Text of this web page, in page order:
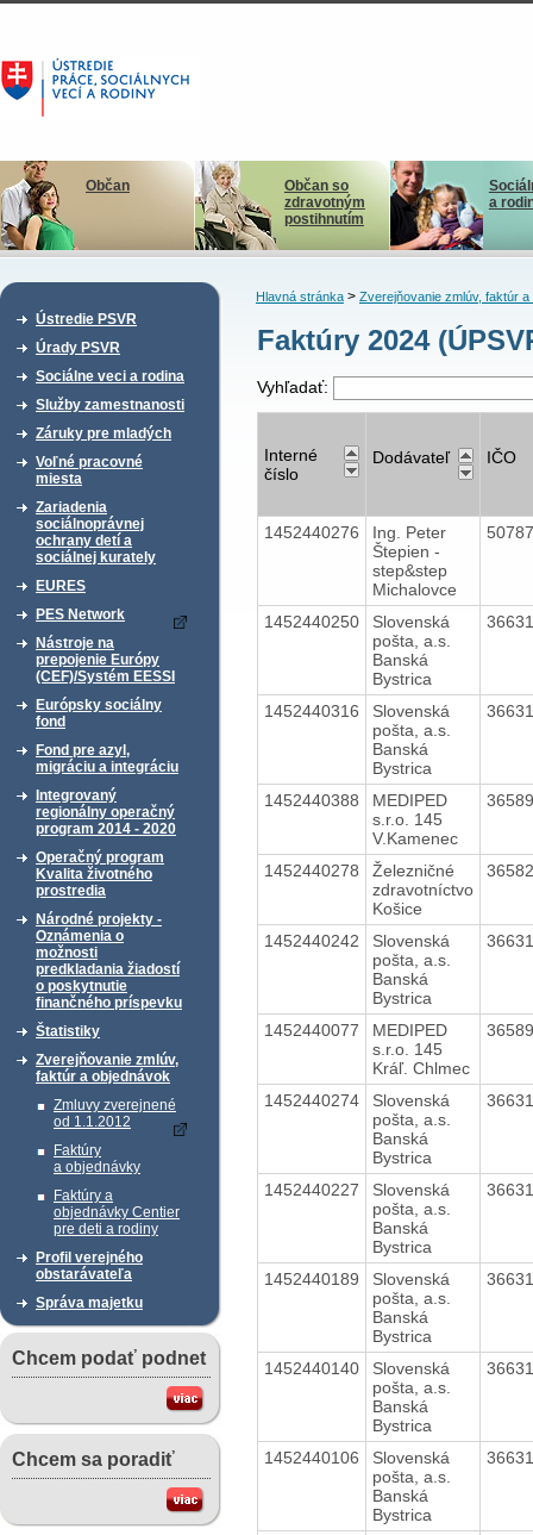
Občan
Občan so
zdravotným
postihnutím
a
Ústredie PSVR
Úrady PSVR
Sociálne veci a rodina
Služby zamestnanosti
Záruky pre mladých
Voľné pracovné
miesta
Zariadenia
sociálnoprávnej
ochrany detí a
sociálnej kurately
EURES
PES Network
Nástroje na
prepojenie Európy
(CEF)/Systém EESSI
Európsky sociálny
fond
Fond pre azyl,
migráciu a integráciu
Integrovaný
regionálny operačný
program 2014 - 2020
Operačný program
Kvalita životného
prostredia
Národné projekty -
Oznámenia o
možnosti
predkladania žiadostí
o poskytnutie
finančného príspevku
Štatistiky
Zverejňovanie zmlúv,
faktúr a objednávok
Zmluvy zverejnené
od 1.1.2012
Faktúry
a objednávky
Faktúry a
objednávky Centier
pre deti a rodiny
Profil verejného
obstarávateľa
Správa majetku
Chcem podať podnet
Chcem sa poradiť
Hlavná stránka> Zverejňovanie zmlúv, faktúr a
Faktúry 2024
Vyhľadať:
Interné
číslo
Dodávateľ IČO
1452440276
Ing. Peter
Štepien -
step&step
Michalovce
1452440250
Slovenská
pošta, a.s.
Banská
Bystrica
1452440316
Slovenská
pošta, a.s.
Banská
Bystrica
1452440388
MEDIPED
s.r.o. 145
V.Kamenec
1452440278
Železničné
zdravotníctvo
Košice
1452440242
Slovenská
pošta, a.s.
Banská
Bystrica
1452440077
MEDIPED
s.r.o. 145
Kráľ. Chlmec
1452440274
Slovenská
pošta, a.s.
Banská
Bystrica
1452440227
Slovenská
pošta, a.s.
Banská
Bystrica
1452440189
Slovenská
pošta, a.s.
Banská
Bystrica
1452440140
Slovenská
pošta, a.s.
Banská
Bystrica
1452440106
Slovenská
pošta, a.s.
Banská
Bystrica